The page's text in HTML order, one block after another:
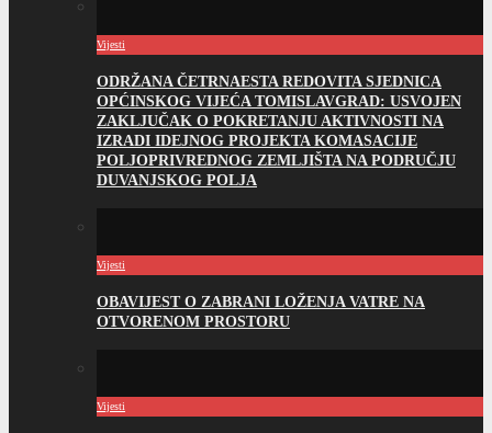
Vijesti
ODRŽANA ČETRNAESTA REDOVITA SJEDNICA
OPĆINSKOG VIJEĆA TOMISLAVGRAD: USVOJEN
ZAKLJUČAK O POKRETANJU AKTIVNOSTI NA
IZRADI IDEJNOG PROJEKTA KOMASACIJE
POLJOPRIVREDNOG ZEMLJIŠTA NA PODRUČJU
DUVANJSKOG POLJA
Vijesti
OBAVIJEST O ZABRANI LOŽENJA VATRE NA
OTVORENOM PROSTORU
Vijesti